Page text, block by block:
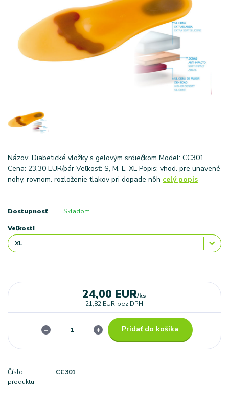
Názov: Diabetické vložky s gelovým srdiečkom Model: CC301
Cena: 23,30 EUR/pár Veľkosť: S, M, L, XL Popis: vhod. pre unavené
nohy, rovnom. rozloženie tlakov pri dopade nôh celý popis
Dostupnosť Skladom
Veľkosti
24,00 EUR/ks
21,82 EUR bez DPH
Pridať do košíka
Číslo
produktu:
CC301